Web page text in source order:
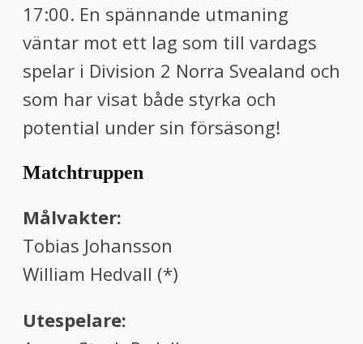
17:00. En spännande utmaning
väntar mot ett lag som till vardags
spelar i Division 2 Norra Svealand och
som har visat både styrka och
potential under sin försäsong!
Matchtruppen
Målvakter:
Tobias Johansson
William Hedvall (*)
Utespelare: